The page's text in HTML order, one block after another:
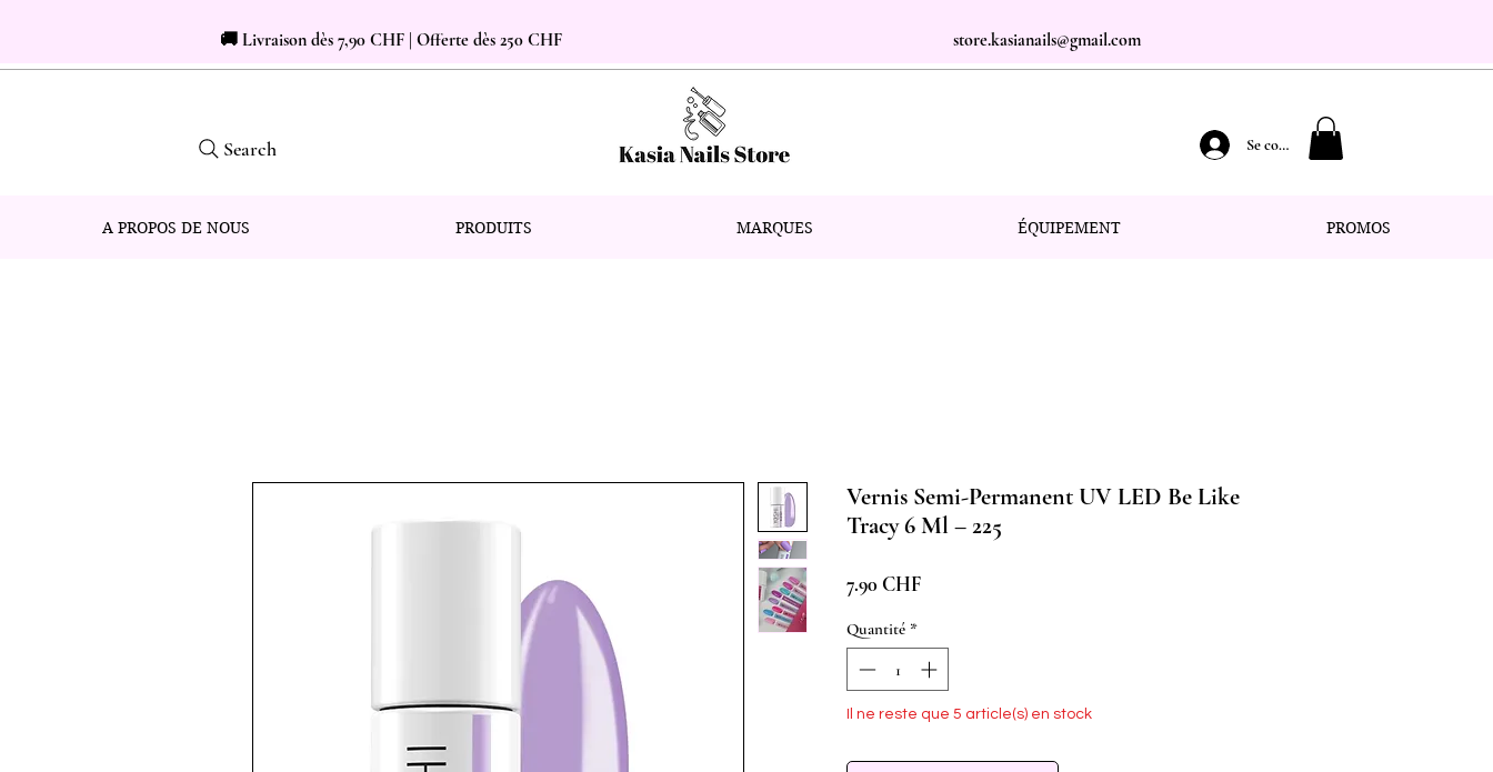
🚚 Livraison dès 7,90 CHF | Offerte dès 250 CHF store.kasianails@gmail.com
Search Se connecter
A PROPOS DE NOUS PRODUITS MARQUES ÉQUIPEMENT PROMOS
Vernis Semi-Permanent UV LED Be Like
Tracy 6 Ml – 225
7.90 CHFPrix
Quantité *
Il ne reste que 5 article(s) en stock